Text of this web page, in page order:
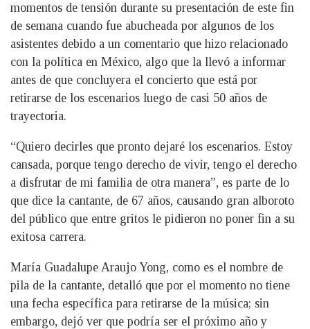
momentos de tensión durante su presentación de este fin
de semana cuando fue abucheada por algunos de los
asistentes debido a un comentario que hizo relacionado
con la política en México, algo que la llevó a informar
antes de que concluyera el concierto que está por
retirarse de los escenarios luego de casi 50 años de
trayectoria.
“Quiero decirles que pronto dejaré los escenarios. Estoy
cansada, porque tengo derecho de vivir, tengo el derecho
a disfrutar de mi familia de otra manera”, es parte de lo
que dice la cantante, de 67 años, causando gran alboroto
del público que entre gritos le pidieron no poner fin a su
exitosa carrera.
María Guadalupe Araujo Yong, como es el nombre de
pila de la cantante, detalló que por el momento no tiene
una fecha específica para retirarse de la música; sin
embargo, dejó ver que podría ser el próximo año y